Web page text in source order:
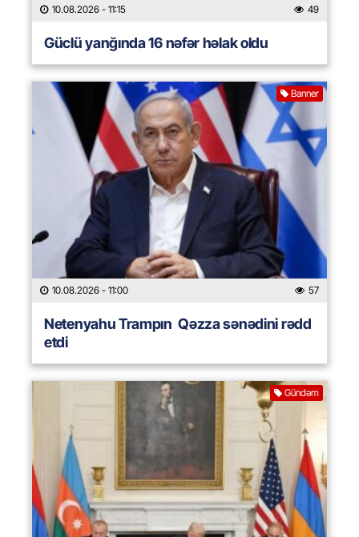
10.08.2026 - 11:15 49
Güclü yanğında 16 nəfər həlak oldu
Banner
10.08.2026 - 11:00 57
Netenyahu Trampın Qəzza sənədini rədd
etdi
Gündəm